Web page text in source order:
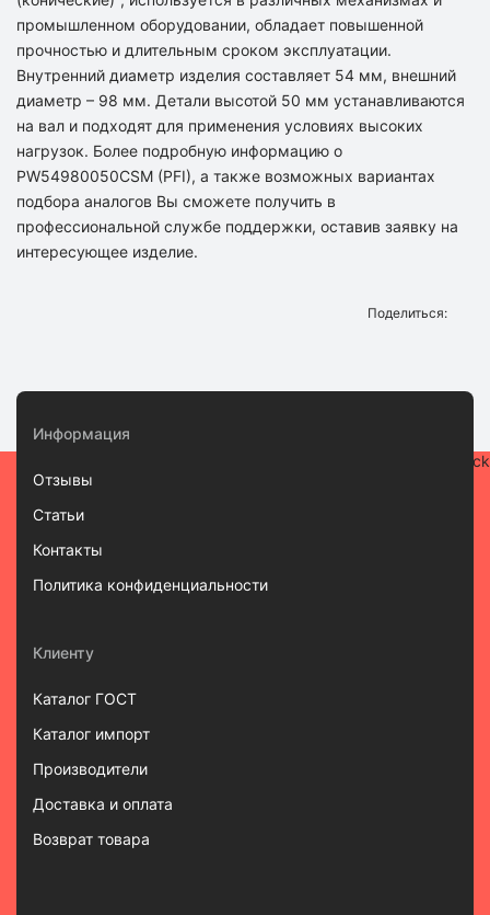
промышленном оборудовании, обладает повышенной
прочностью и длительным сроком эксплуатации.
Внутренний диаметр изделия составляет 54 мм, внешний
диаметр – 98 мм. Детали высотой 50 мм устанавливаются
на вал и подходят для применения условиях высоких
нагрузок. Более подробную информацию о
PW54980050CSM (PFI), а также возможных вариантах
подбора аналогов Вы сможете получить в
профессиональной службе поддержки, оставив заявку на
интересующее изделие.
Поделиться:
Информация
Отзывы
Статьи
Контакты
Политика конфиденциальности
Клиенту
Каталог ГОСТ
Каталог импорт
Производители
Доставка и оплата
Возврат товара